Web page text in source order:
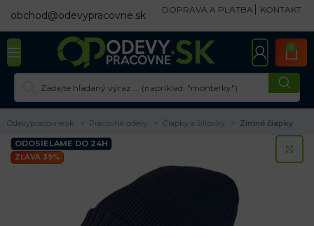
obchod@odevypracovne.sk DOPRAVA A PLATBA KONTAKT
0
Odevypracovne.sk Pracovné odevy Čiapky a šiltovky Zimné čiapky
ODOSIELAME DO 24H
ZĽAVA 39%